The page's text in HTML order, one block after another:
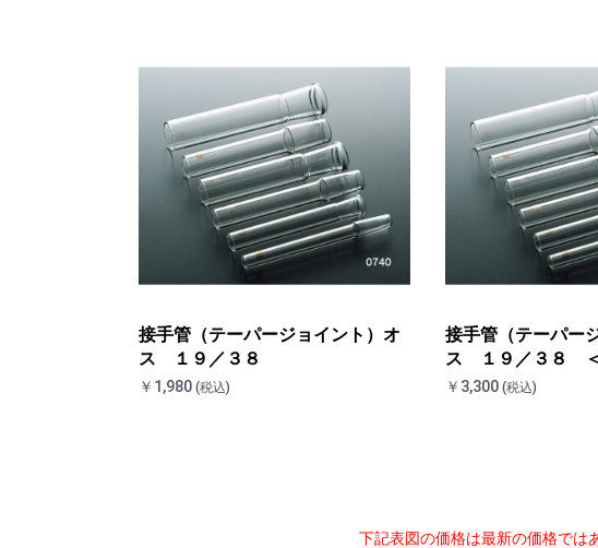
接手管（テーパージョイント）オ
ス １９／３８
￥1,980 (税込)
接手管（テーパー
ス １９／３８ ＜
￥3,300 (税込)
下記表図の価格は最新の価格では